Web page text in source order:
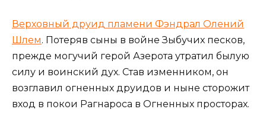
Верховный друид пламени Фэндрал Олений
Шлем. Потеряв сыны в войне Зыбучих песков,
прежде могучий герой Азерота утратил былую
силу и воинский дух. Став изменником, он
возглавил огненных друидов и ныне сторожит
вход в покои Рагнароса в Огненных просторах.